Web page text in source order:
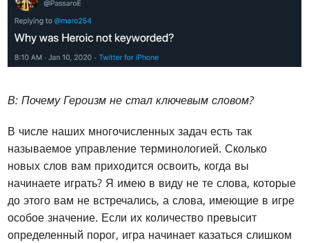
В: Почему Героизм не стал ключевым словом?
В числе наших многочисленных задач есть так
называемое управление терминологией. Сколько
новых слов вам приходится освоить, когда вы
начинаете играть? Я имею в виду не те слова, которые
до этого вам не встречались, а слова, имеющие в игре
особое значение. Если их количество превысит
определенный порог, игра начинает казаться слишком